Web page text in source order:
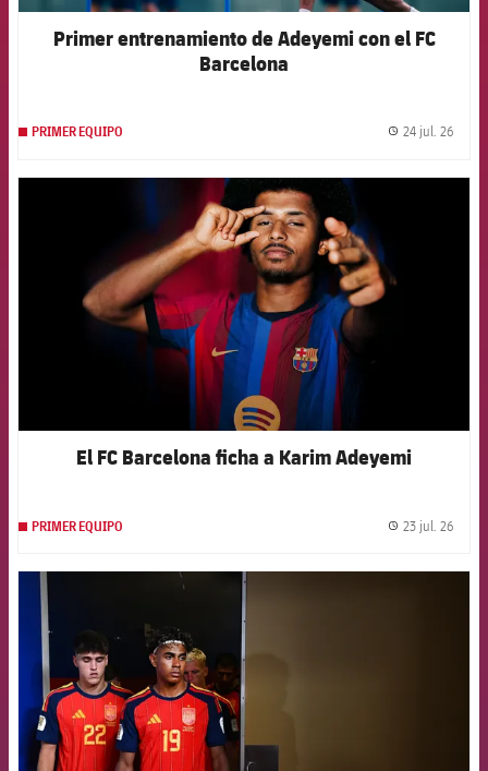
Primer entrenamiento de Adeyemi con el FC
Barcelona
PRIMER EQUIPO 24 jul. 26
FCB Barcelona badge
El FC Barcelona ficha a Karim Adeyemi
PRIMER EQUIPO 23 jul. 26
FCB Barcelona badge